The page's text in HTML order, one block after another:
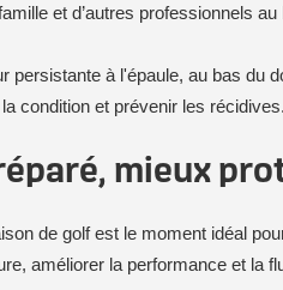
et d’autres professionnels au
persistante à l'épaule, au bas du
condition et prévenir les récidives.
mieux
de golf est le moment idéal
améliorer la performance et la